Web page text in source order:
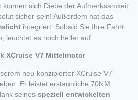
sich Diebe der Aufmerksamkeit
sicher sein! Außerdem hat das
integriert: Sobald Sie Ihre Fahrt
leuchtet es noch heller auf.
XCruise V7 Mittelmotor
neu konzipierter XCruise V7
Er leistet erstaunliche 70NM
seines speziell entwickelten